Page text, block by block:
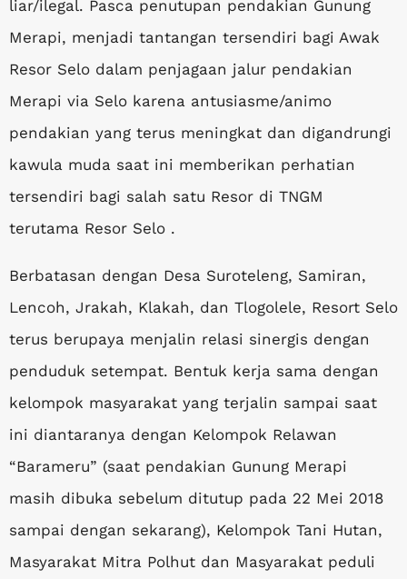
liar/ilegal. Pasca penutupan pendakian Gunung
Merapi, menjadi tantangan tersendiri bagi Awak
Resor Selo dalam penjagaan jalur pendakian
Merapi via Selo karena antusiasme/animo
pendakian yang terus meningkat dan digandrungi
kawula muda saat ini memberikan perhatian
tersendiri bagi salah satu Resor di TNGM
terutama Resor Selo .
Berbatasan dengan Desa Suroteleng, Samiran,
Lencoh, Jrakah, Klakah, dan Tlogolele, Resort Selo
terus berupaya menjalin relasi sinergis dengan
penduduk setempat. Bentuk kerja sama dengan
kelompok masyarakat yang terjalin sampai saat
ini diantaranya dengan Kelompok Relawan
“Barameru” (saat pendakian Gunung Merapi
masih dibuka sebelum ditutup pada 22 Mei 2018
sampai dengan sekarang), Kelompok Tani Hutan,
Masyarakat Mitra Polhut dan Masyarakat peduli